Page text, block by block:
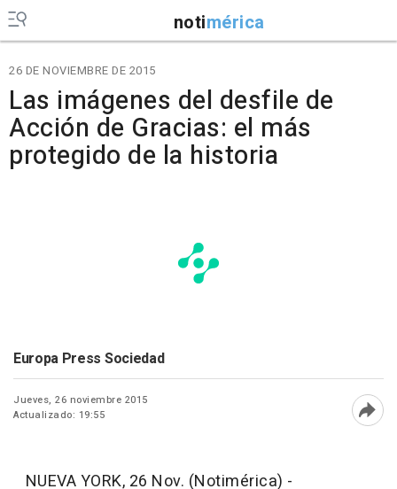
notimérica
26 DE NOVIEMBRE DE 2015
Las imágenes del desfile de
Acción de Gracias: el más
protegido de la historia
Europa Press Sociedad
Jueves, 26 noviembre 2015
Actualizado: 19:55
NUEVA YORK, 26 Nov. (Notimérica) -